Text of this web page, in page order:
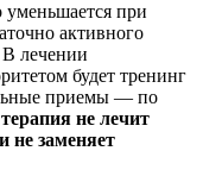
уменьшается при
активного
лечении
будет тренинг
приемы — по
не лечит
не заменяет